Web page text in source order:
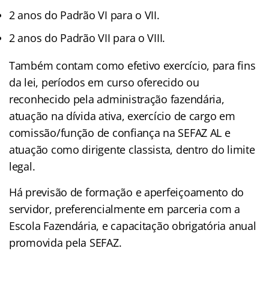
2 anos do Padrão VI para o VII.
2 anos do Padrão VII para o VIII.
Também contam como efetivo exercício, para fins
da lei, períodos em curso oferecido ou
reconhecido pela administração fazendária,
atuação na dívida ativa, exercício de cargo em
comissão/função de confiança na SEFAZ AL e
atuação como dirigente classista, dentro do limite
legal.
Há previsão de formação e aperfeiçoamento do
servidor, preferencialmente em parceria com a
Escola Fazendária, e capacitação obrigatória anual
promovida pela SEFAZ.